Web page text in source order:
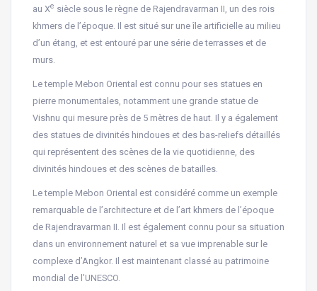
au Xe siècle sous le règne de Rajendravarman II, un des rois
khmers de l’époque. Il est situé sur une île artificielle au milieu
d’un étang, et est entouré par une série de terrasses et de
murs.
Le temple Mebon Oriental est connu pour ses statues en
pierre monumentales, notamment une grande statue de
Vishnu qui mesure près de 5 mètres de haut. Il y a également
des statues de divinités hindoues et des bas-reliefs détaillés
qui représentent des scènes de la vie quotidienne, des
divinités hindoues et des scènes de batailles.
Le temple Mebon Oriental est considéré comme un exemple
remarquable de l’architecture et de l’art khmers de l’époque
de Rajendravarman II. Il est également connu pour sa situation
dans un environnement naturel et sa vue imprenable sur le
complexe d’Angkor. Il est maintenant classé au patrimoine
mondial de l’UNESCO.